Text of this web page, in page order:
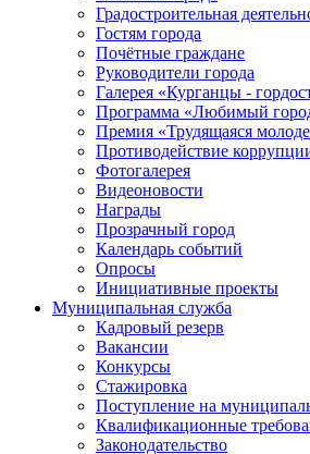
Градостроительная
Гостям города
Почётные граждане
Руководители города
Галерея «Курганцы -
Программа «Любимый
Премия «Трудящаяся
Противодействие
Фотогалерея
Видеоновости
Награды
Прозрачный город
Календарь событий
Опросы
Инициативные проекты
Муниципальная служба
Кадровый резерв
Вакансии
Конкурсы
Стажировка
Поступление на
Квалификационные
Законодательство